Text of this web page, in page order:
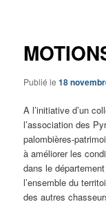
Publié le18
A l’initiative d’un
l’association des
palombières-
à améliorer les
dans le
l’ensemble du
des autres